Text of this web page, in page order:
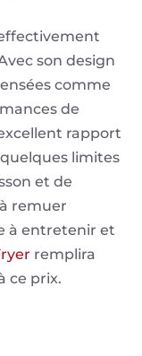
son design
comme
de
rapport
limites
et de
remuer
à entretenir et
remplira
ce prix.